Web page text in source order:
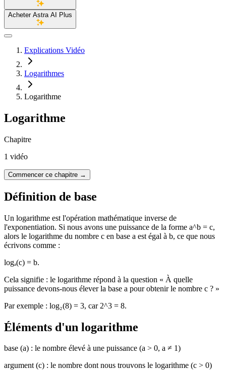
Acheter Astra AI Plus
Explications Vidéo
Logarithmes
Logarithme
Logarithme
Chapitre
1 vidéo
Commencer ce chapitre →
Définition de base
Un logarithme est l'opération mathématique inverse de
l'exponentiation. Si nous avons une puissance de la forme a^b = c,
alors le logarithme du nombre c en base a est égal à b, ce que nous
écrivons comme :
logₐ(c) = b.
Cela signifie : le logarithme répond à la question « À quelle
puissance devons-nous élever la base a pour obtenir le nombre c ? »
Par exemple : log₂(8) = 3, car 2^3 = 8.
Éléments d'un logarithme
base (a) : le nombre élevé à une puissance (a > 0, a ≠ 1)
argument (c) : le nombre dont nous trouvons le logarithme (c > 0)